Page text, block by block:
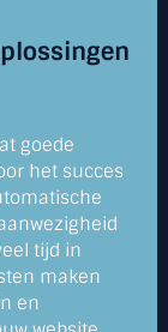
goede
het succes
tijd in
maken
en